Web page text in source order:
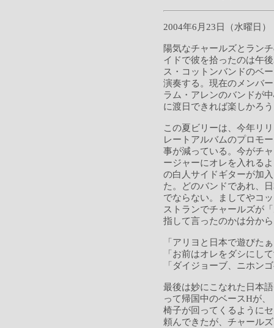
2004年6月23日（水曜日）
陽気なチャールズとラン
イドで彼を拾ったのは午
ス・コットンバンドのベ
演奏する。現在のメンバ
ラム・アレンのバンドが
に渡日できれば楽しかろ
この夏ビリーは、今年リ
レートアルバムのプロモ
事が減っている。今がチ
ージャーにオレを入れる
の白人サイドギターが加
た。どのバンドであれ、
でならない。ましてやコ
ストランでチャールズが
指して言ったのかは分か
「アリヨと日本で遊びた
「お前はオレをダシにし
「ダイジョーブ、ニホン
最後は妙にこなれた日本
って帰国中のベースHが
椅子が回ってくるように
頼んできたが、チャール